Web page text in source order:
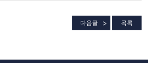
다음글 목록